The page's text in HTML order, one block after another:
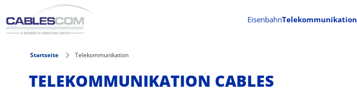
Direkt zum Inhalt
EisenbahnTelekommunikation
Startseite Telekommunikation
TELEKOMMUNIKATION CABLES